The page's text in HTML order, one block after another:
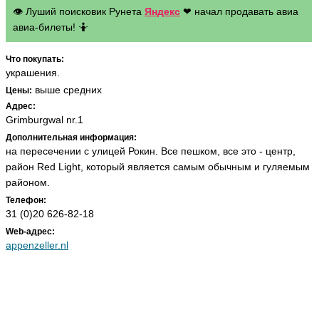
👁 Луший поисковик Рунета Яндекс ❤ начал продавать авиа
авиа-билеты! 🤷
Что покупать:
украшения.
Цены: выше средних
Адрес:
Grimburgwal nr.1
Дополнительная информация:
на пересечении с улицей Рокин. Все пешком, все это - центр,
район Red Light, который является самым обычным и гуляемым
районом.
Телефон:
31 (0)20 626-82-18
Web-адрес:
appenzeller.nl